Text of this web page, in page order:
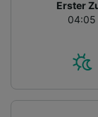
Erster
04:05